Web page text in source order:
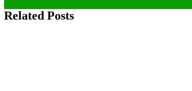
Related Posts